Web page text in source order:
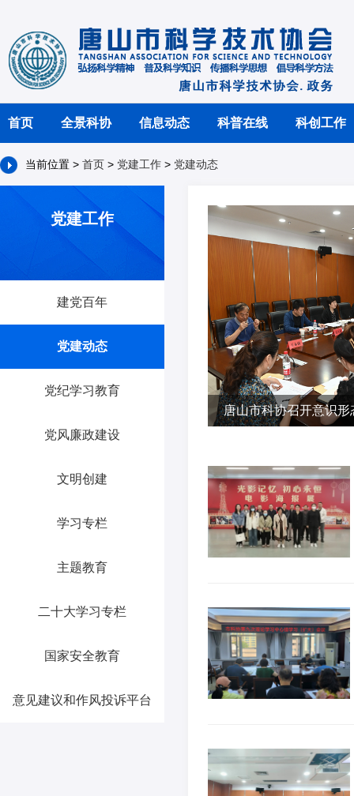
首页 全景科协 信息动态 科普在线 科创工作
当前位置 > 首页 > 党建工作 > 党建动态
党建工作
建党百年
党建动态
党纪学习教育
党风廉政建设
文明创建
学习专栏
主题教育
二十大学习专栏
国家安全教育
意见建议和作风投诉平台
唐山市科协召开意识